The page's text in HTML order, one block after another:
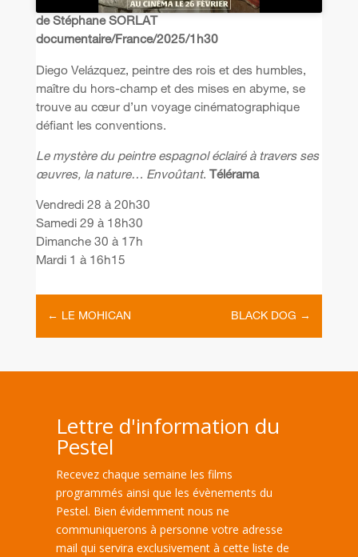
de Stéphane SORLAT
documentaire/France/2025/1h30
Diego Velázquez, peintre des rois et des humbles,
maître du hors-champ et des mises en abyme, se
trouve au cœur d’un voyage cinématographique
défiant les conventions.
Le mystère du peintre espagnol éclairé à travers ses
œuvres, la nature… Envoûtant. Télérama
Vendredi 28 à 20h30
Samedi 29 à 18h30
Dimanche 30 à 17h
Mardi 1 à 16h15
← LE MOHICAN BLACK DOG →
Lettre d'information du
Pestel
Recevez chaque semaine les films
programmés ainsi que les évènements du
Pestel. Bien évidemment nous ne
communiquerons à personne votre adresse
mail qui servira exclusivement à cette liste de